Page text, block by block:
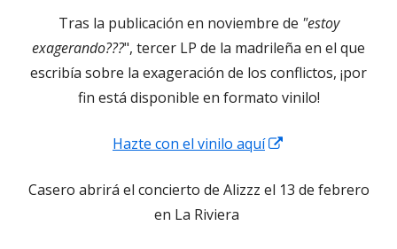
Tras la publicación en noviembre de "estoy
exagerando???", tercer LP de la madrileña en el que
escribía sobre la exageración de los conflictos, ¡por
fin está disponible en formato vinilo!
Hazte con el vinilo aquí
una
Casero abrirá el concierto de Alizzz el 13 de febrero
en La Riviera